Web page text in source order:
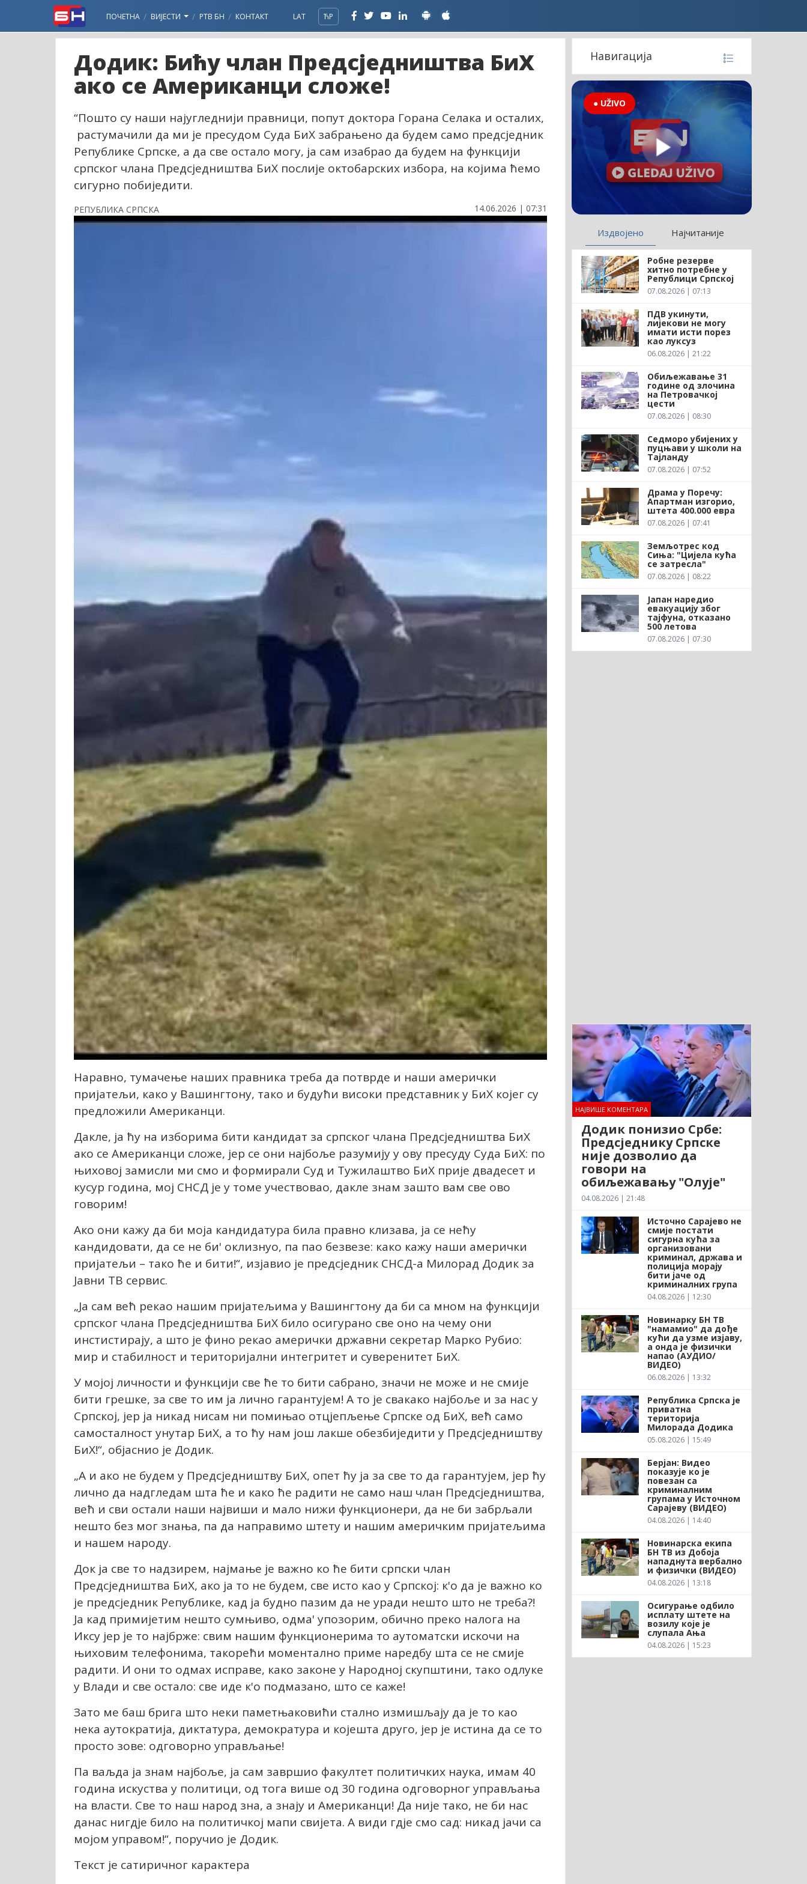
ПОЧЕТНА ВИЈЕСТИ РТВ БН КОНТАКТ LAT ЋР
Додик: Бићу члан Предсједништва БиХ
ако се Американци сложе!
“Пошто су наши најугледнији правници, попут доктора Горана Селака и осталих,
растумачили да ми је пресудом Суда БиХ забрањено да будем само предсједник
Републике Српске, а да све остало могу, ја сам изабрао да будем на функцији
српског члана Предсједништва БиХ послије октобарских избора, на којима ћемо
сигурно побиједити.
РЕПУБЛИКА СРПСКА 14.06.2026 | 07:31
Наравно, тумачење наших правника треба да потврде и наши амерички
пријатељи, како у Вашингтону, тако и будући високи представник у БиХ којег су
предложили Американци.
Дакле, ја ћу на изборима бити кандидат за српског члана Предсједништва БиХ
ако се Американци сложе, јер се они најбоље разумију у ову пресуду Суда БиХ: по
њиховој замисли ми смо и формирали Суд и Тужилаштво БиХ прије двадесет и
кусур година, мој СНСД је у томе учествовао, дакле знам зашто вам све ово
говорим!
Ако они кажу да би моја кандидатура била правно клизава, ја се нећу
кандидовати, да се не би' оклизнуо, па пао безвезе: како кажу наши амерички
пријатељи – тако ће и бити!“, изјавио је предсједник СНСД-а Милорад Додик за
Јавни ТВ сервис.
„Ја сам већ рекао нашим пријатељима у Вашингтону да би са мном на функцији
српског члана Предсједништва БиХ било осигурано све оно на чему они
инстистирају, а што је фино рекао амерички државни секретар Марко Рубио:
мир и стабилност и територијални интегритет и суверенитет БиХ.
У мојој личности и функцији све ће то бити сабрано, значи не може и не смије
бити грешке, за све то им ја лично гарантујем! А то је свакако најбоље и за нас у
Српској, јер ја никад нисам ни помињао отцјепљење Српске од БиХ, већ само
самосталност унутар БиХ, а то ћу нам још лакше обезбиједити у Предсједништву
БиХ!“, објаснио је Додик.
„А и ако не будем у Предсједништву БиХ, опет ћу ја за све то да гарантујем, јер ћу
лично да надгледам шта ће и како ће радити не само наш члан Предсједништва,
већ и сви остали наши највиши и мало нижи функционери, да не би забрљали
нешто без мог знања, па да направимо штету и нашим америчким пријатељима
и нашем народу.
Док ја све то надзирем, најмање је важно ко ће бити српски члан
Предсједништва БиХ, ако ја то не будем, све исто као у Српској: к'о да је важно ко
је предсједник Републике, кад ја будно пазим да не уради нешто што не треба?!
Ја кад примијетим нешто сумњиво, одма' упозорим, обично преко налога на
Иксу јер је то најбрже: свим нашим функционерима то аутоматски искочи на
њиховим телефонима, такорећи моментално приме наредбу шта се не смије
радити. И они то одмах исправе, како законе у Народној скупштини, тако одлуке
у Влади и све остало: све иде к'о подмазано, што се каже!
Зато ме баш брига што неки паметњаковићи стално измишљају да је то као
нека аутократија, диктатура, демократура и којешта друго, јер је истина да се то
просто зове: одговорно управљање!
Па ваљда ја знам најбоље, ја сам завршио факултет политичких наука, имам 40
година искуства у политици, од тога више од 30 година одговорног управљања
на власти. Све то наш народ зна, а знају и Американци! Да није тако, не би нас
данас нигдје било на политичкој мапи свијета. А види гдје смо сад: никад јачи са
мојом управом!“, поручио је Додик.
Текст је сатиричног карактера
Навигација
● UŽIVO
Издвојено Најчитаније
Робне резерве
хитно потребне у
Републици Српској
07.08.2026 | 07:13
ПДВ укинути,
лијекови не могу
имати исти порез
као луксуз
06.08.2026 | 21:22
Обиљежавање 31
године од злочина
на Петровачкој
цести
07.08.2026 | 08:30
Седморо убијених у
пуцњави у школи на
Тајланду
07.08.2026 | 07:52
Драма у Поречу:
Апартман изгорио,
штета 400.000 евра
07.08.2026 | 07:41
Земљотрес код
Сиња: "Цијела кућа
се затресла"
07.08.2026 | 08:22
Јапан наредио
евакуацију због
тајфуна, отказано
500 летова
07.08.2026 | 07:30
НАЈВИШЕ КОМЕНТАРА
Додик понизио Србе:
Предсједнику Српске
није дозволио да
говори на
обиљежавању "Олује"
04.08.2026 | 21:48
Источно Сарајево не
смије постати
сигурна кућа за
организовани
криминал, држава и
полиција морају
бити јаче од
криминалних група
04.08.2026 | 12:30
Новинарку БН ТВ
"намамио" да дође
кући да узме изјаву,
а онда је физички
напао (АУДИО/
ВИДЕО)
06.08.2026 | 13:32
Република Српска је
приватна
територија
Милорада Додика
05.08.2026 | 15:49
Берјан: Видео
показује ко је
повезан са
криминалним
групама у Источном
Сарајеву (ВИДЕО)
04.08.2026 | 14:40
Новинарска екипа
БН ТВ из Добоја
нападнута вербално
и физички (ВИДЕО)
04.08.2026 | 13:18
Осигурање одбило
исплату штете на
возилу које је
слупала Ања
04.08.2026 | 15:23